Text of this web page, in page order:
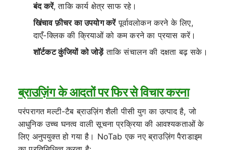
बंद करें, ताकि कार्य क्षेत्र साफ रहे।
खिंचाव फ़ीचर का उपयोग करेंपूर्वावलोकन करने के लिए,
दाएँ-क्लिक की क्रियाओं को कम करने का प्रयास करें।
शॉर्टकट कुंजियों को जोड़ेंताकि संचालन की दक्षता बढ़ सके।
ब्राउज़िंग के आदतों पर फिर से विचार करना
परंपरागत मल्टी-टैब ब्राउज़िंग शैली पीसी युग का उत्पाद है, जो
आधुनिक उच्च घनत्व वाली सूचना प्रक्रिया की आवश्यकताओं के
लिए अनुपयुक्त हो गया है। NoTab एक नए ब्राउज़िंग पैराडाइम